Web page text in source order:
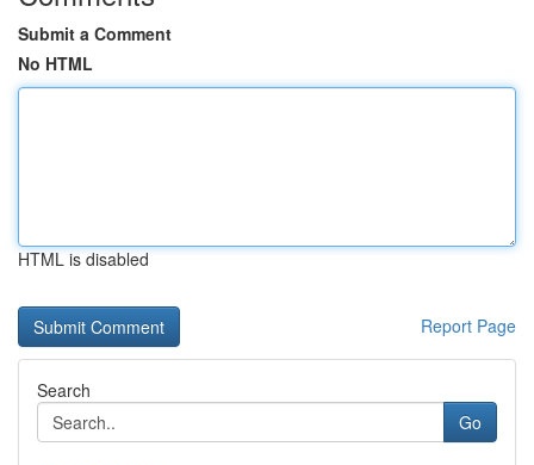
Submit a Comment
No HTML
HTML is disabled
Report Page
Search
Go